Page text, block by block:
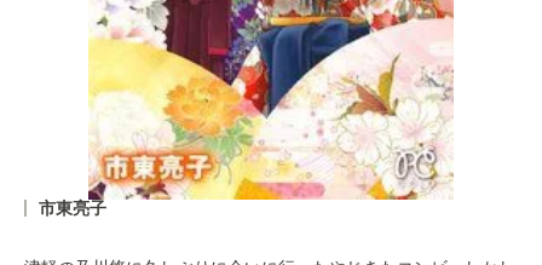
市東亮子